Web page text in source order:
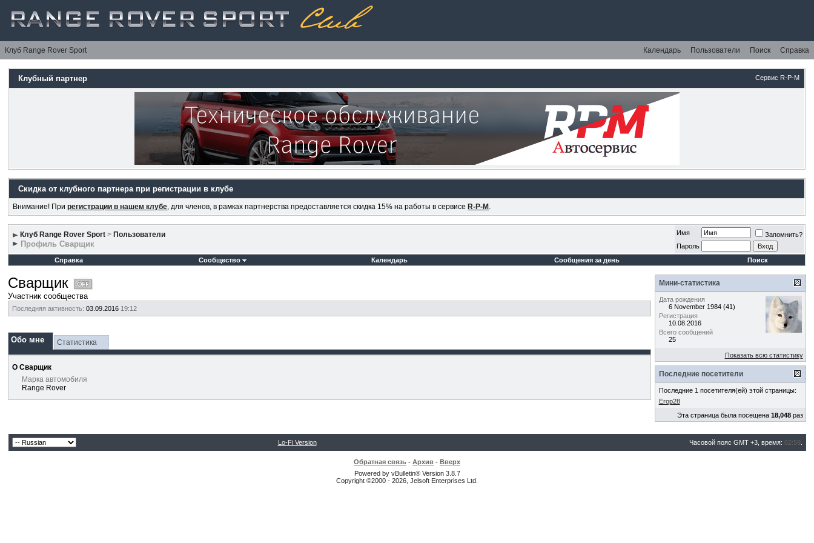
Клуб Range Rover Sport Календарь Пользователи Поиск Справка
Сервис R-P-M
Клубный партнер
Скидка от клубного партнера при регистрации в клубе
Внимание! Прирегистрации в нашем клубе, для членов, в рамках партнерства предоставляется скидка 15% на работы в сервисе R-P-M .
Клуб Range Rover Sport > Пользователи
Профиль Сварщик
Имя
Запомнить?
Пароль
Справка
Сообщество Календарь Сообщения за день Поиск
Сварщик
Участник сообщества
Последняя активность: 03.09.2016 19:12
Обо мне Статистика
О Сварщик
Марка автомобиля
Range Rover
Мини-статистика
Дата рождения
6 November 1984 (41)
Регистрация
10.08.2016
Всего сообщений
25
Показать всю статистику
Последние посетители
Последние 1 посетителя(ей) этой страницы:
Егор28
Эта страница была посещена 18,048раз
Lo-Fi Version Часовой пояс GMT +3, время: 02:59
Обратная связь - Архив - Вверх
Powered by vBulletin® Version 3.8.7
Copyright ©2000 - 2026, Jelsoft Enterprises Ltd.